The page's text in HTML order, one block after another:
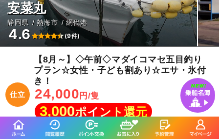
安菜丸
静岡県 熱海市 網代港
4.6 (9件)
仕立
【8月～】◇午前◇マダイコマセ五目釣り
プラン☆女性・子ども割あり☆エサ・氷付
き！
24,000 円/隻
3,000ポイント還元
マダイ